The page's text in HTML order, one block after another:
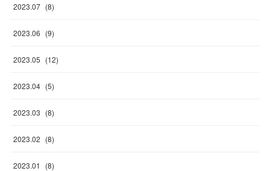
2023.07 (8)
2023.06 (9)
2023.05 (12)
2023.04 (5)
2023.03 (8)
2023.02 (8)
2023.01 (8)